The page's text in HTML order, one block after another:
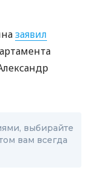
заявил
выбирайте
вам всегда